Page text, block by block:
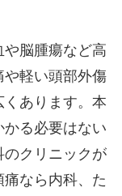
脳腫瘍など高
や軽い頭部外傷
くあります。本
る必要はない
クリニックが
なら内科、た